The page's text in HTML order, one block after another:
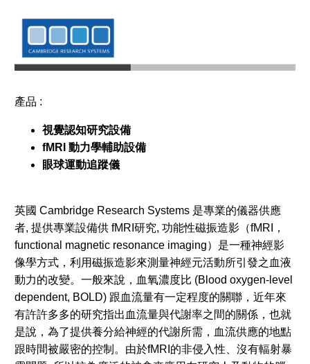
產品 :
視覺認知研究設備
fMRI 動力學輔助設備
眼球運動追蹤儀
英國 Cambridge Research Systems 是專業的儀器供應
者, 提供專業設備供 fMRI研究, 功能性磁振造影（fMRI，
functional magnetic resonance imaging）是一種神經影
像學方式，利用磁振造影來測量神經元活動所引發之血液
動力的改變。一般來說，血氧濃度比 (Blood oxygen-level
dependent, BOLD) 跟血流量有一定程度的關聯，近年來
有許許多多的研究指出血流量與代謝率之間的關係，也就
是說，為了提供養分給神經的代謝所需，血流供應的地點
跟時間被嚴密的控制。由於fMRI的非侵入性、沒有輻射暴